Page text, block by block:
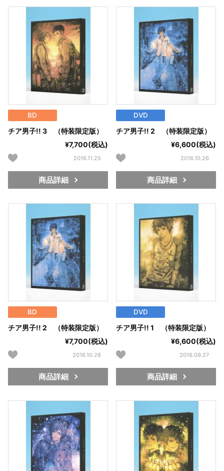
BD
チア男子!! 3 （特装限定版）
¥7,700(税込)
2016.11.25
商品詳細
DVD
チア男子!! 2 （特装限定版）
¥6,600(税込)
2016.10.26
商品詳細
BD
チア男子!! 2 （特装限定版）
¥7,700(税込)
2016.10.26
商品詳細
DVD
チア男子!! 1 （特装限定版）
¥6,600(税込)
2016.09.27
商品詳細